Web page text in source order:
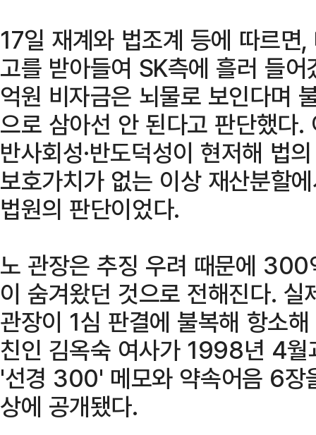
17일 재계와 법조계 등에 따르면
고를 받아들여 SK측에 흘러 들
억원 비자금은 뇌물로 보인다며
으로 삼아선 안 된다고 판단했다
반사회성·반도덕성이 현저해 법
보호가치가 없는 이상 재산분할
법원의 판단이었다.
노 관장은 추징 우려 때문에
이 숨겨왔던 것으로 전해진다.
관장이 1심 판결에 불복해 항소
친인 김옥숙 여사가 1998년 4
'선경 300' 메모와 약속어음 6장
상에 공개됐다.